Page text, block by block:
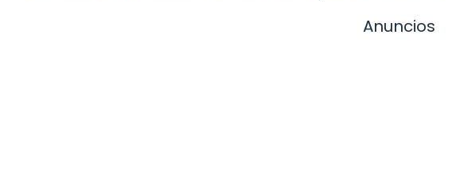
Anuncios